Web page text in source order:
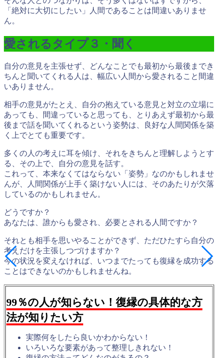
「絶対に大切にしたい」人間であることは間違いありませ
ん。
愛されるタイプ３・聞く
自分の意見を主張せず、どんなことでも最初から最後までき
ちんと聞いてくれる人は、幅広い人間から愛されること間違
いありません。
相手の意見がたとえ、自分の抱えている意見と対立の立場に
あっても、間違っていると思っても、とりあえず最初から最
後まで話を聞いてくれるという姿勢は、良好な人間関係を築
く上でとても重要です。
多くの人の考えに耳を傾け、それをきちんと理解しようとす
る、その上で、自分の意見を話す。
これって、本来なくてはならない「姿勢」なのかもしれませ
んが、人間関係が上手く築けない人には、そのあたりが欠落
しているのかもしれません。
どうですか？
あなたは、誰からも愛され、必要とされる人間ですか？
それとも相手を思いやることができず、ただひたすら自分の
考えだけを主張しつづけますか？
今の状況を変えなければ、いつまでたっても復縁を成功する
ことはできないのかもしれませんね。
99％の人が知らない！復縁の具体的な方
法が知りたい方
実際何をしたら良いかわからない！
いろいろな要素があって整理しきれない！